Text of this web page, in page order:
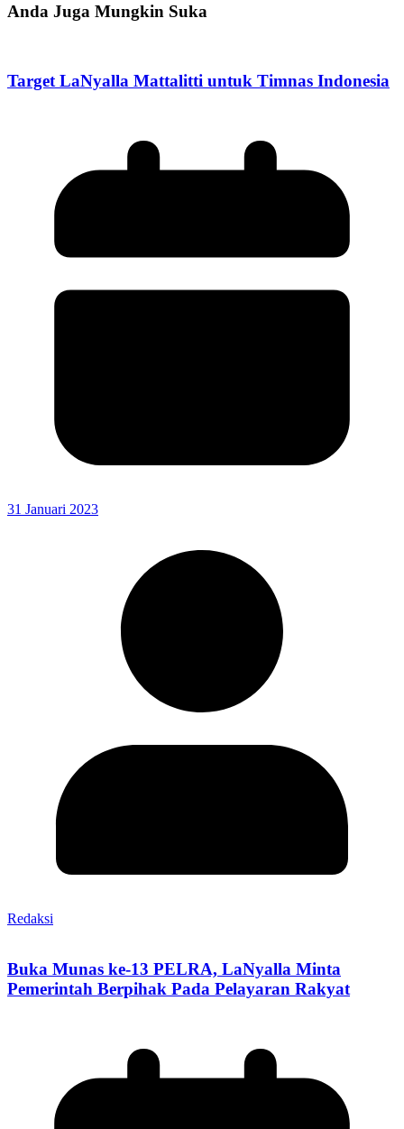
Anda Juga Mungkin Suka
Target LaNyalla Mattalitti untuk Timnas Indonesia
31 Januari 2023
Redaksi
Buka Munas ke-13 PELRA, LaNyalla Minta
Pemerintah Berpihak Pada Pelayaran Rakyat